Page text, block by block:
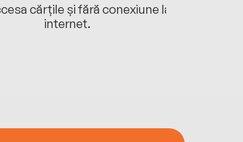
cărțile și fără conexiune la
internet.